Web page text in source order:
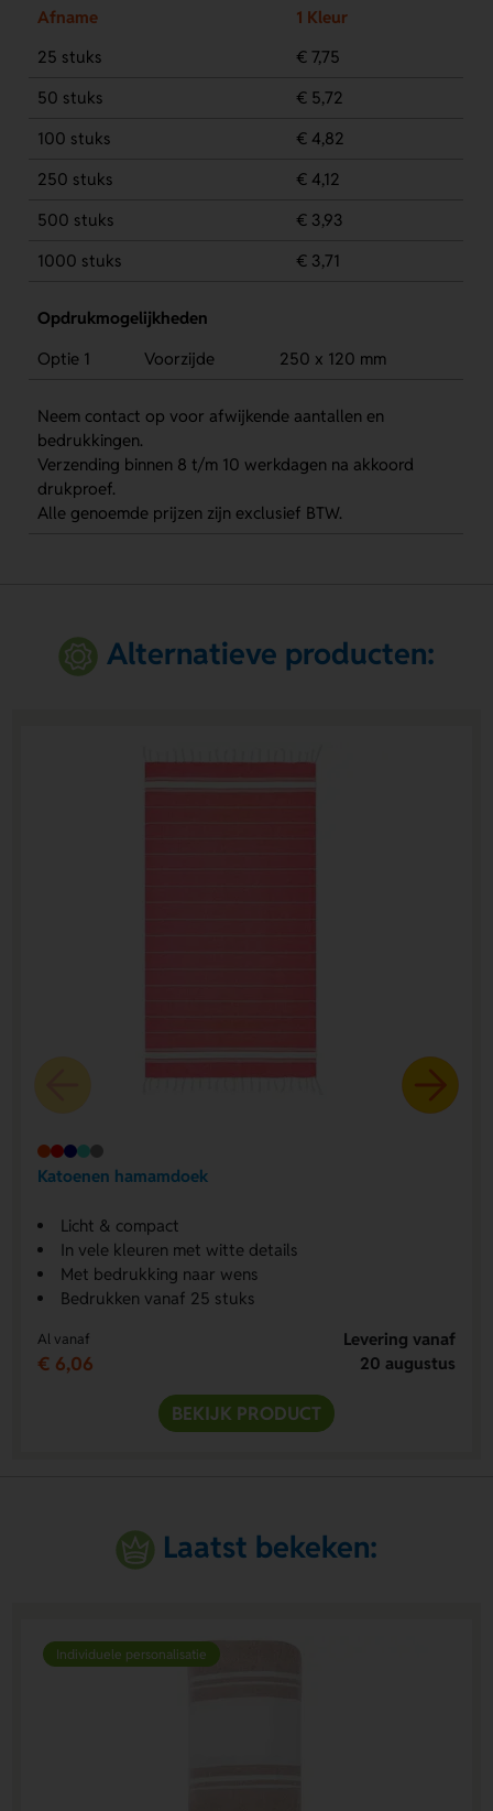
Afname
1 Kleur
25 stuks
€ 7,75
50 stuks
€ 5,72
100 stuks
€ 4,82
250 stuks
€ 4,12
500 stuks
€ 3,93
1000 stuks
€ 3,71
Opdrukmogelijkheden
Optie 1
Voorzijde 250 x 120 mm
Neem contact op voor afwijkende aantallen en
bedrukkingen.
Verzending binnen 8 t/m 10 werkdagen na akkoord
drukproef.
Alle genoemde prijzen zijn exclusief BTW.
Alternatieve producten:
Katoenen hamamdoek
Licht & compact
In vele kleuren met witte details
Met bedrukking naar wens
Bedrukken vanaf 25 stuks
Al vanaf
€ 6,06
Levering vanaf
20 augustus
BEKIJK PRODUCT
Laatst bekeken:
Individuele personalisatie